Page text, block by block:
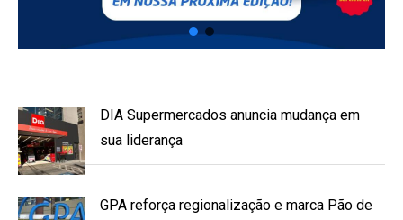
DIA Supermercados anuncia mudança em
sua liderança
GPA reforça regionalização e marca Pão de